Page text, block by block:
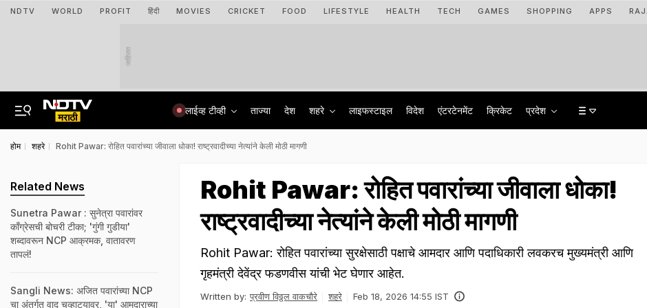
NDTV WORLD PROFIT हिंदी MOVIES CRICKET FOOD LIFESTYLE HEALTH TECH GAMES SHOPPING APPS
जाहिरात
लाईव्ह टीव्ही ताज्या देश शहरे लाइफस्टाइल विदेश एंटरटेनमेंट क्रिकेट प्रदेश
होम शहरे Rohit Pawar: रोहित पवारांच्या जीवाला धोका! राष्ट्रवादीच्या नेत्यांने केली मोठी मागणी
Rohit Pawar: रोहित पवारांच्या जीवाला धोका!
राष्ट्रवादीच्या नेत्यांने केली मोठी मागणी
Rohit Pawar: रोहित पवारांच्या सुरक्षेसाठी पक्षाचे आमदार आणि पदाधिकारी लवकरच मुख्यमंत्री आणि
गृहमंत्री देवेंद्र फडणवीस यांची भेट घेणार आहेत.
Written by: प्रवीण विठ्ठल वाकचौरे शहरे Feb 18, 2026 14:55 IST
Related News
Sunetra Pawar : सुनेत्रा पवारांवर
काँग्रेसची बोचरी टीका; 'गुंगी गुडीया'
शब्दावरून NCP आक्रमक, वातावरण
तापलं!
Sangli News: अजित पवारांच्या NCP
चा अंतर्गत वाद चव्हाट्यावर, 'या' आमदाराच्या